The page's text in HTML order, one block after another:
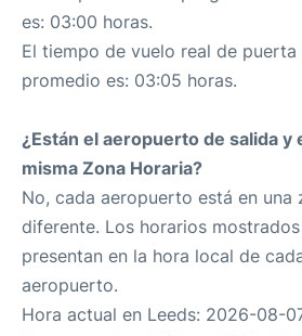
es: 03:00 horas.
El tiempo de vuelo real de puerta
promedio es: 03:05 horas.
¿Están el aeropuerto de salida y
misma Zona Horaria?
No, cada aeropuerto está en una
diferente. Los horarios
presentan en la hora local de
aeropuerto.
Hora actual en Leeds: 2026-08-